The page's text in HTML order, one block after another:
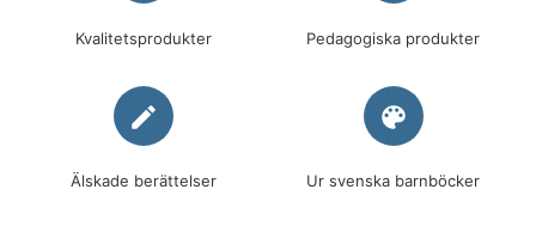
Kvalitetsprodukter Pedagogiska produkter
edit
Älskade berättelser
palette
Ur svenska barnböcker